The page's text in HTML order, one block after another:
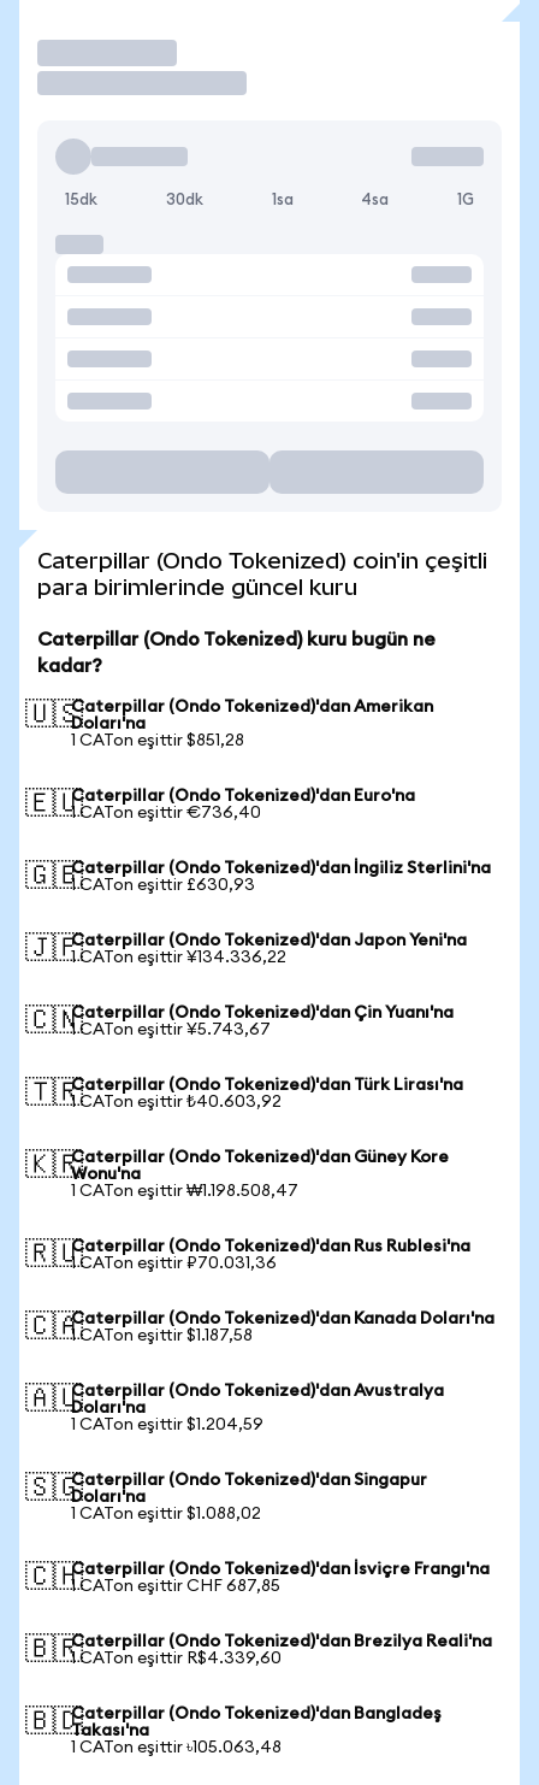
15dk 30dk 1sa 4sa 1G
Caterpillar (Ondo Tokenized) coin'in çeşitli
para birimlerinde güncel kuru
Caterpillar (Ondo Tokenized) kuru bugün ne
kadar?
🇺🇸Caterpillar (Ondo Tokenized)'dan Amerikan
Doları'na
1 CATon eşittir $851,28
🇪🇺Caterpillar (Ondo Tokenized)'dan Euro'na
1 CATon eşittir €736,40
🇬🇧Caterpillar (Ondo Tokenized)'dan İngiliz Sterlini'na
1 CATon eşittir £630,93
🇯🇵Caterpillar (Ondo Tokenized)'dan Japon Yeni'na
1 CATon eşittir ¥134.336,22
🇨🇳Caterpillar (Ondo Tokenized)'dan Çin Yuanı'na
1 CATon eşittir ¥5.743,67
🇹🇷Caterpillar (Ondo Tokenized)'dan Türk Lirası'na
1 CATon eşittir ₺40.603,92
🇰🇷Caterpillar (Ondo Tokenized)'dan Güney Kore
Wonu'na
1 CATon eşittir ₩1.198.508,47
🇷🇺Caterpillar (Ondo Tokenized)'dan Rus Rublesi'na
1 CATon eşittir ₽70.031,36
🇨🇦Caterpillar (Ondo Tokenized)'dan Kanada Doları'na
1 CATon eşittir $1.187,58
🇦🇺Caterpillar (Ondo Tokenized)'dan Avustralya
Doları'na
1 CATon eşittir $1.204,59
🇸🇬Caterpillar (Ondo Tokenized)'dan Singapur
Doları'na
1 CATon eşittir $1.088,02
🇨🇭Caterpillar (Ondo Tokenized)'dan İsviçre Frangı'na
1 CATon eşittir CHF 687,85
🇧🇷Caterpillar (Ondo Tokenized)'dan Brezilya Reali'na
1 CATon eşittir R$4.339,60
🇧🇩Caterpillar (Ondo Tokenized)'dan Bangladeş
Takası'na
1 CATon eşittir ৳105.063,48